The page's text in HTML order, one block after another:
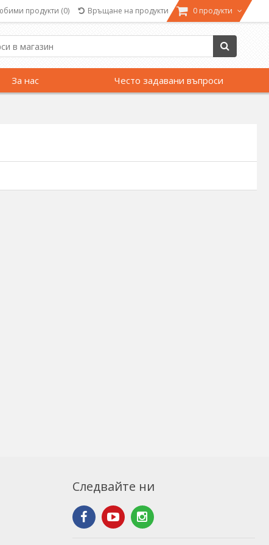
продукти (0) Връщане на продукти 0 продукти
За нас Често задавани въпроси
Следвайте ни